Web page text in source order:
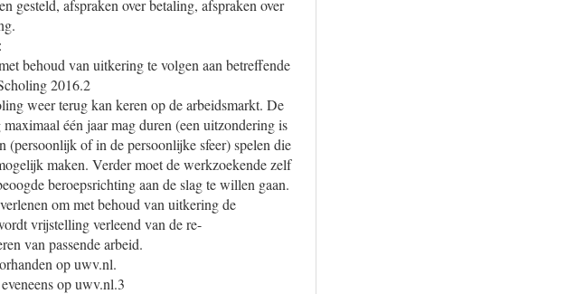
gesteld, afspraken over betaling, afspraken over
behoud van uitkering te volgen aan betreffende
2016.2
weer terug kan keren op de arbeidsmarkt. De
één jaar mag duren (een uitzondering is
(persoonlijk of in de persoonlijke sfeer) spelen die
maken. Verder moet de werkzoekende zelf
beroepsrichting aan de slag te willen gaan.
om met behoud van uitkering de
vrijstelling verleend van de re-
van passende arbeid.
op uwv.nl.
op uwv.nl.3